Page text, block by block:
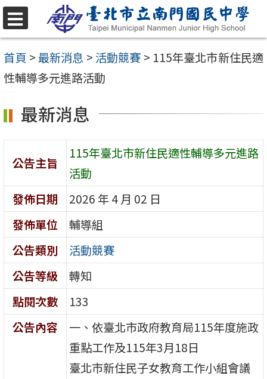
跳
至
主
要
容
選
單
首頁 >最新消息 > 活動競賽 > 115年臺北市新住民適
性輔導多元進路活動
最新消息
公告主旨
115年臺北市新住民適性輔導多元進路
活動
發佈日期
2026 年 4 月 02 日
發佈單位
輔導組
公告類別
活動競賽
公告等級
轉知
點閱次數
133
公告內容
一、依臺北市政府教育局115年度施政
重點工作及115年3月18日
臺北市新住民子女教育工作小組會議